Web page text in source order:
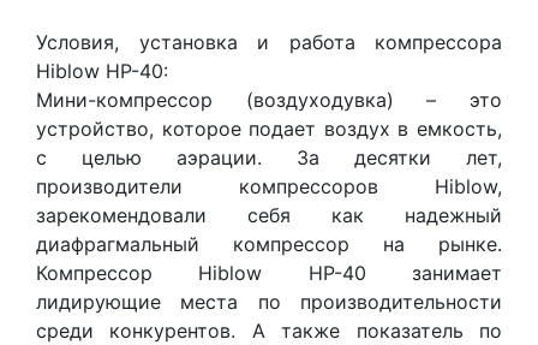
Условия, установка и работа компрессора
Hiblow HP-40:
Мини-компрессор (воздуходувка) – это
устройство, которое подает воздух в емкость,
с целью аэрации. За десятки лет,
производители компрессоров Hiblow,
зарекомендовали себя как надежный
диафрагмальный компрессор на рынке.
Компрессор Hiblow HP-40 занимает
лидирующие места по производительности
среди конкурентов. А также показатель по